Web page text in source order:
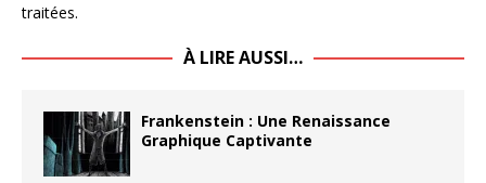
traitées.
À LIRE AUSSI…
Frankenstein : Une Renaissance
Graphique Captivante